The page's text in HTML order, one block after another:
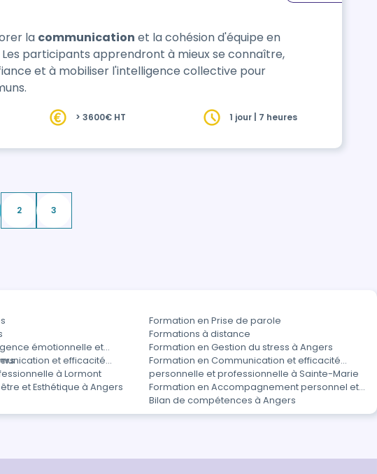
la communication et la cohésion d'équipe en
participants apprendront à mieux se connaître,
et à mobiliser l'intelligence collective pour
> 3600€ HT 1 jour | 7 heures
2 3
Formation en Prise de parole
Formations à distance
émotionnelle et
Formation en Gestion du stress à Angers
et efficacité
à Lormont
Formation en Communication et efficacité
personnelle et professionnelle à Sainte-Marie
et Esthétique à Angers
Formation en Accompagnement personnel et
Bilan de compétences à Angers